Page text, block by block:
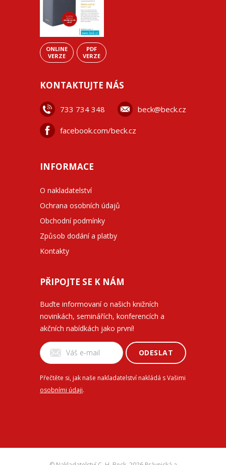
ONLINE
VERZE
PDF
VERZE
KONTAKTUJTE NÁS
733 734 348 beck@beck.cz
facebook.com/beck.cz
INFORMACE
O nakladatelství
Ochrana osobních údajů
Obchodní podmínky
Způsob dodání a platby
Kontakty
PŘIPOJTE SE K NÁM
Buďte informovaní o našich knižních
novinkách, seminářích, konferencích a
akčních nabídkách jako první!
ODESLAT
Přečtěte si, jak naše nakladatelství nakládá s Vašimi
osobními údaji.